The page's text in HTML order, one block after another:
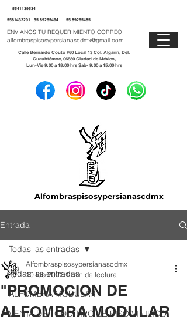
5541139534
5581432201 55 89265485
55 89265494
ENVIANOS TU REQUERIMIENTO CORREO:
alfombraspisosypersianascdmx@gmail.com
Calle Bernardo Couto #60 Local 13 Col. Algarín, Del.
Cuauhtémoc, 06880 Ciudad de México,
Lun-Vie 9:00 a 18:00 hrs Sab- 9:00 a 15:00 hrs
Alfombraspisosypersianascdmx
Entrada
Todas las entradas
ALFOMBRA MODULAR
VENTA DE TODO TIPO DE PISO VINILICO
Todas las entradas
"PROMOCION DE
ALFOMBRA MODULAR
Alfombraspisosypersianascdmx
10 feb 2022 1 min de lectura